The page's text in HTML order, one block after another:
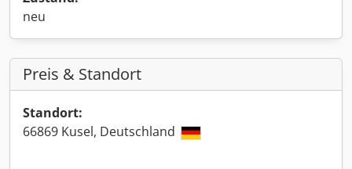
neu
Preis & Standort
Standort:
66869 Kusel, Deutschland